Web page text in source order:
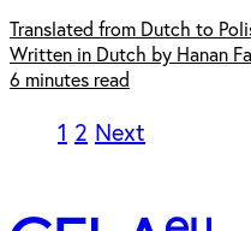
Translated from Dutch to
Written in Dutch by Hanan
6 minutes read
1 2 Next